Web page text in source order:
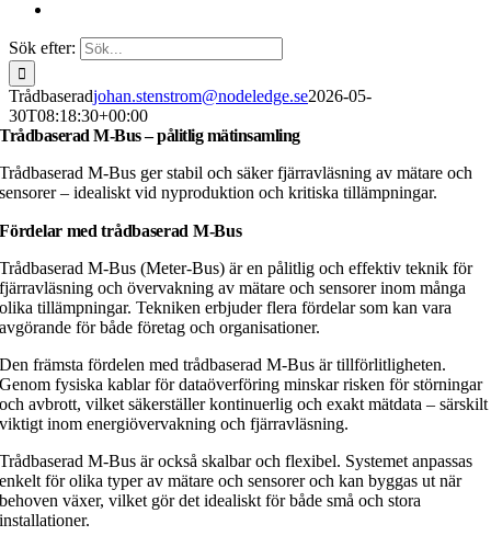
Sök efter:
Trådbaseradjohan.stenstrom@nodeledge.se2026-05-
30T08:18:30+00:00
Trådbaserad M-Bus – pålitlig mätinsamling
Trådbaserad M-Bus ger stabil och säker fjärravläsning av mätare och
sensorer – idealiskt vid nyproduktion och kritiska tillämpningar.
Fördelar med trådbaserad M-Bus
Trådbaserad M-Bus (Meter-Bus) är en pålitlig och effektiv teknik för
fjärravläsning och övervakning av mätare och sensorer inom många
olika tillämpningar. Tekniken erbjuder flera fördelar som kan vara
avgörande för både företag och organisationer.
Den främsta fördelen med trådbaserad M-Bus är tillförlitligheten.
Genom fysiska kablar för dataöverföring minskar risken för störningar
och avbrott, vilket säkerställer kontinuerlig och exakt mätdata – särskilt
viktigt inom energiövervakning och fjärravläsning.
Trådbaserad M-Bus är också skalbar och flexibel. Systemet anpassas
enkelt för olika typer av mätare och sensorer och kan byggas ut när
behoven växer, vilket gör det idealiskt för både små och stora
installationer.